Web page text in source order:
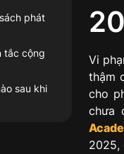
phát
tắc cộng
sau khi
Vi
thậm
cho
chưa
2025,